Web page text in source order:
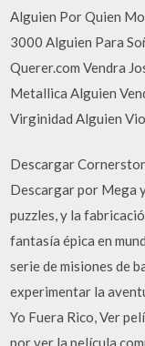
Alguien Por Quien
3000 Alguien Para
Querer.com Vendra
Metallica Alguien
Virginidad Alguien
Descargar
Descargar por Mega
puzzles, y la
fantasía épica en
serie de misiones de
experimentar la
Yo Fuera Rico, Ver
por ver la película